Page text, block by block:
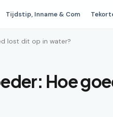
Tijdstip, Inname & Com
lost dit op in water?
Hoe